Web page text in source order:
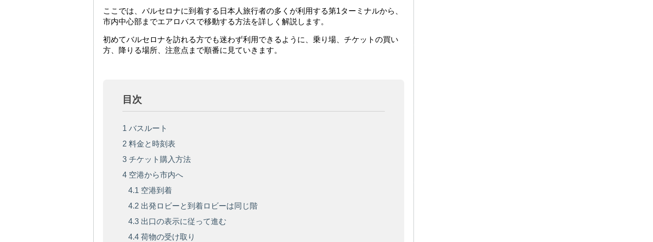
ここでは、バルセロナに到着する日本人旅行者の多くが利用する第1ターミナルから、
市内中心部までエアロバスで移動する方法を詳しく解説します。
初めてバルセロナを訪れる方でも迷わず利用できるように、乗り場、チケットの買い
方、降りる場所、注意点まで順番に見ていきます。
目次
1 バスルート
2 料金と時刻表
3 チケット購入方法
4 空港から市内へ
4.1 空港到着
4.2 出発ロビーと到着ロビーは同じ階
4.3 出口の表示に従って進む
4.4 荷物の受け取り